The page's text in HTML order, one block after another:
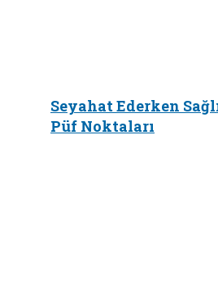
Seyahat Ederken
Püf Noktaları